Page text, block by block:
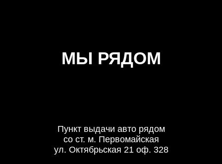
МЫ РЯДОМ
Пункт выдачи авто рядом
со ст. м. Первомайская
ул. Октябрьская 21 оф. 328